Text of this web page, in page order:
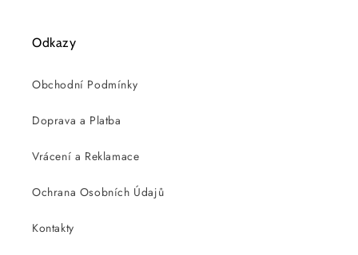
Odkazy
Obchodní Podmínky
Doprava a Platba
Vrácení a Reklamace
Ochrana Osobních Údajů
Kontakty